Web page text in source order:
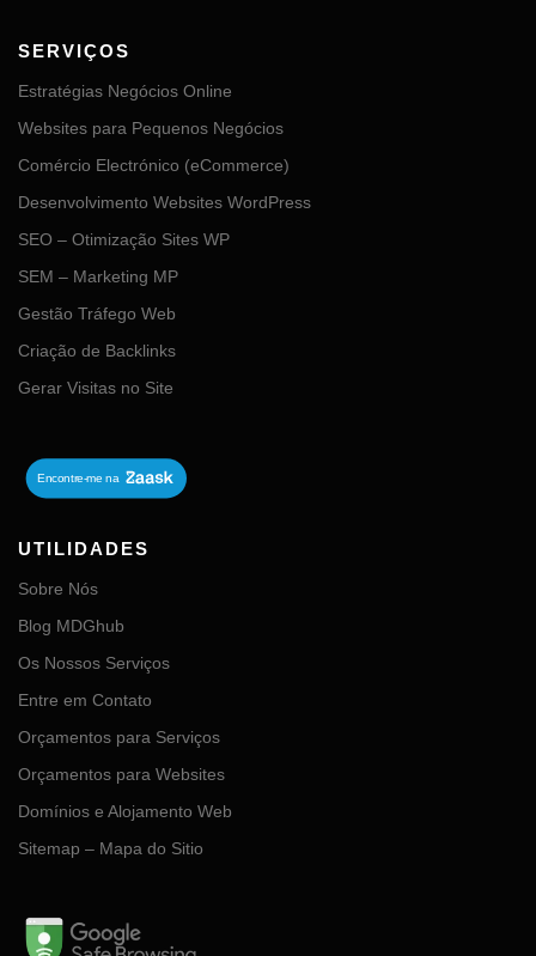
SERVIÇOS
Estratégias Negócios Online
Websites para Pequenos Negócios
Comércio Electrónico (eCommerce)
Desenvolvimento Websites WordPress
SEO – Otimização Sites WP
SEM – Marketing MP
Gestão Tráfego Web
Criação de Backlinks
Gerar Visitas no Site
UTILIDADES
Sobre Nós
Blog MDGhub
Os Nossos Serviços
Entre em Contato
Orçamentos para Serviços
Orçamentos para Websites
Domínios e Alojamento Web
Sitemap – Mapa do Sitio